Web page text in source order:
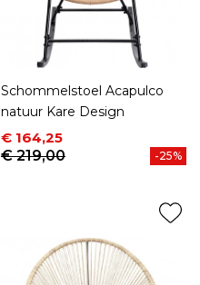
Schommelstoel Acapulco
natuur Kare Design
Prijs
€ 164,25
Normale prijs
€ 219,00
-25%